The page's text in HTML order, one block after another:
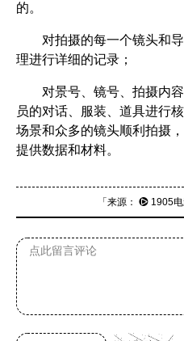
的。
对拍摄的每一个镜头和导
理进行详细的记录；
对景号、镜号、拍摄内容
员的对话、服装、道具进行
场景和众多的镜头顺利拍摄
提供数据和材料。
「来源： 1905电